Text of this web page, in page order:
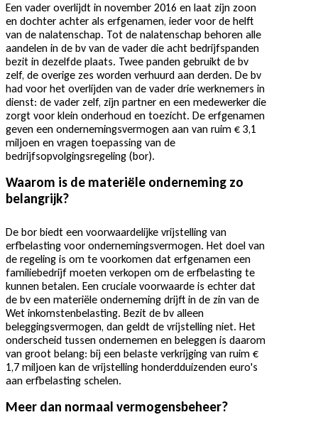
Een vader overlijdt in november 2016 en laat zijn zoon
en dochter achter als erfgenamen, ieder voor de helft
van de nalatenschap. Tot de nalatenschap behoren alle
aandelen in de bv van de vader die acht bedrijfspanden
bezit in dezelfde plaats. Twee panden gebruikt de bv
zelf, de overige zes worden verhuurd aan derden. De bv
had voor het overlijden van de vader drie werknemers in
dienst: de vader zelf, zijn partner en een medewerker die
zorgt voor klein onderhoud en toezicht. De erfgenamen
geven een ondernemingsvermogen aan van ruim € 3,1
miljoen en vragen toepassing van de
bedrijfsopvolgingsregeling (bor).
Waarom is de materiële onderneming zo
belangrijk?
De bor biedt een voorwaardelijke vrijstelling van
erfbelasting voor ondernemingsvermogen. Het doel van
de regeling is om te voorkomen dat erfgenamen een
familiebedrijf moeten verkopen om de erfbelasting te
kunnen betalen. Een cruciale voorwaarde is echter dat
de bv een materiële onderneming drijft in de zin van de
Wet inkomstenbelasting. Bezit de bv alleen
beleggingsvermogen, dan geldt de vrijstelling niet. Het
onderscheid tussen ondernemen en beleggen is daarom
van groot belang: bij een belaste verkrijging van ruim €
1,7 miljoen kan de vrijstelling honderdduizenden euro's
aan erfbelasting schelen.
Meer dan normaal vermogensbeheer?